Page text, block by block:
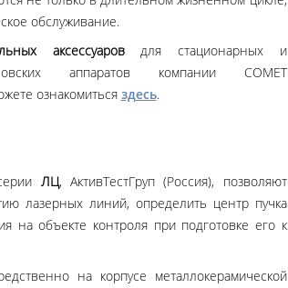
обслуживание.
аксессуаровдля стационарных и
аппаратов компании COMET
ознакомиться здесь.
ЛЦ, АктивТестГруп (Россия), позволяют
лазерных линий, определить центр пучка
на объекте контроля при подготовке его к
на корпусе металлокерамической